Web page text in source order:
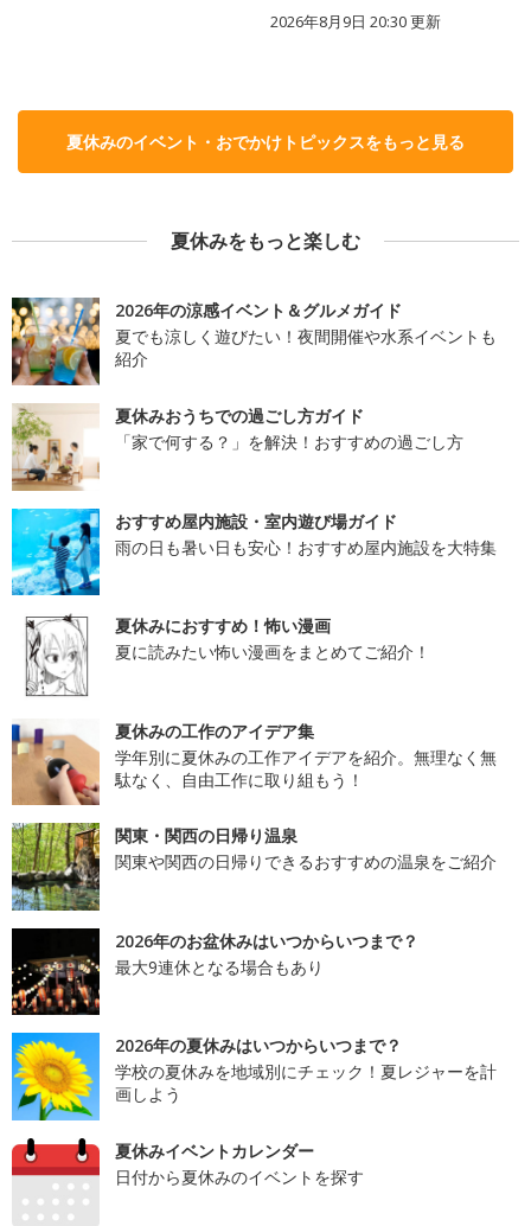
2026年8月9日 20:30更新
夏休みのイベント・おでかけトピックスをもっと見る
夏休みをもっと楽しむ
2026年の涼感イベント＆グルメガイド
夏でも涼しく遊びたい！夜間開催や水系イベントも
紹介
夏休みおうちでの過ごし方ガイド
「家で何する？」を解決！おすすめの過ごし方
おすすめ屋内施設・室内遊び場ガイド
雨の日も暑い日も安心！おすすめ屋内施設を大特集
夏休みにおすすめ！怖い漫画
夏に読みたい怖い漫画をまとめてご紹介！
夏休みの工作のアイデア集
学年別に夏休みの工作アイデアを紹介。無理なく無
駄なく、自由工作に取り組もう！
関東・関西の日帰り温泉
関東や関西の日帰りできるおすすめの温泉をご紹介
2026年のお盆休みはいつからいつまで？
最大9連休となる場合もあり
2026年の夏休みはいつからいつまで？
学校の夏休みを地域別にチェック！夏レジャーを計
画しよう
夏休みイベントカレンダー
日付から夏休みのイベントを探す